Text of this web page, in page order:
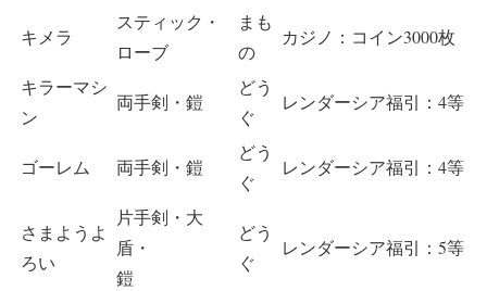
キメラ
スティック・
ローブ
まも
の
カジノ：コイン3000枚
キラーマシ
ン
両手剣・鎧
どう
ぐ
レンダーシア福引：4等
ゴーレム 両手剣・鎧
どう
ぐ
レンダーシア福引：4等
さまようよ
ろい
片手剣・大
盾・
鎧
どう
ぐ
レンダーシア福引：5等